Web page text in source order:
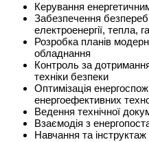
Керування
Забезпечення
електроенергії, тепла,
Розробка планів
обладнання
Контроль за
техніки безпеки
Оптимізація
енергоефективних
Ведення технічної
Взаємодія з
Навчання та